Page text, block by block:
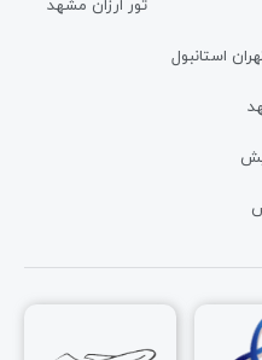
استانبول
تور ارزان مشهد